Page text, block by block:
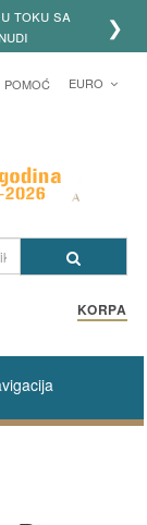
toku sa
❯
POMOĆ EURO
KORPA